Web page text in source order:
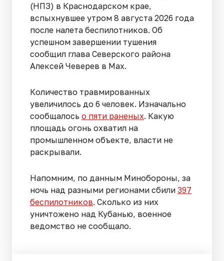
(НПЗ) в Краснодарском крае,
вспыхнувшее утром 8 августа 2026 года
после налета беспилотников. Об
успешном завершении тушения
сообщил глава Северского района
Алексей Чеверев в Max.
Количество травмированных
увеличилось до 6 человек. Изначально
сообщалось о пяти раненых. Какую
площадь огонь охватил на
промышленном объекте, власти не
раскрывали.
Напомним, по данным Минобороны, за
ночь над разными регионами сбили 397
беспилотников. Сколько из них
уничтожено над Кубанью, военное
ведомство не сообщало.